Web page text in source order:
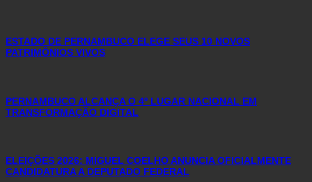
ESTADO DE PERNAMBUCO ELEGE SEUS 10 NOVOS
PATRIMÔNIOS VIVOS
PERNAMBUCO ALCANÇA O 4º LUGAR NACIONAL EM
TRANSFORMAÇÃO DIGITAL
ELEIÇÕES 2026: MIGUEL COELHO ANUNCIA OFICIALMENTE
CANDIDATURA A DEPUTADO FEDERAL